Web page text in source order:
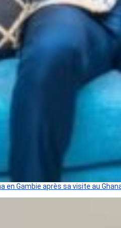
en Gambie après sa visite au